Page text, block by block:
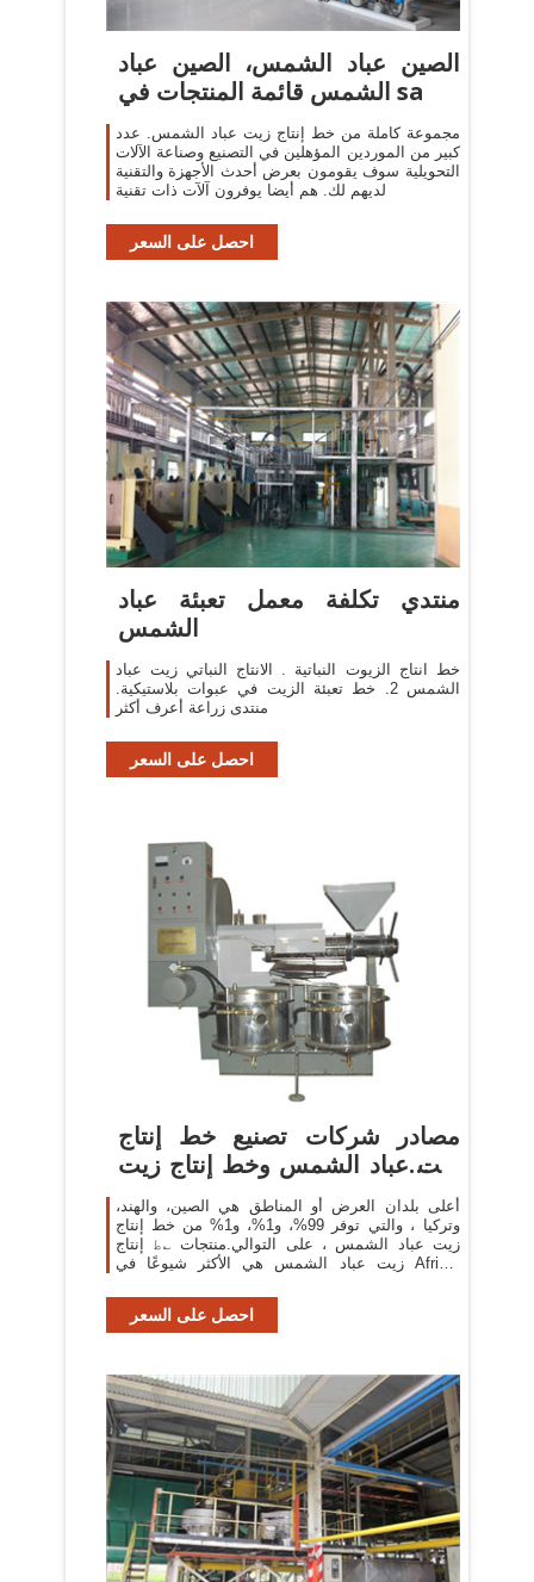
الصين عباد الشمس، الصين عباد
الشمس قائمة المنتجات في sa
مجموعة كاملة من خط إنتاج زيت عباد الشمس. عدد
كبير من الموردين المؤهلين في التصنيع وصناعة الآلات
التحويلية سوف يقومون بعرض أحدث الأجهزة والتقنية
لديهم لك. هم أيضا يوفرون آلآت ذات تقنية
احصل على السعر
منتدي تكلفة معمل تعبئة عباد
الشمس
خط انتاج الزيوت النباتية . الانتاج النباتي زيت عباد
الشمس 2. خط تعبئة الزيت في عبوات بلاستيكية.
منتدى زراعة أعرف أكثر
احصل على السعر
مصادر شركات تصنيع خط إنتاج
زيت عباد الشمس وخط إنتاج زيت
أعلى بلدان العرض أو المناطق هي الصين، والهند،
وتركيا ، والتي توفر 99%، و1%، و1% من خط إنتاج
زيت عباد الشمس ، على التوالي.منتجات ؎ط إنتاج
زيت عباد الشمس هي الأكثر شيوعًا في Africa،
احصل على السعر